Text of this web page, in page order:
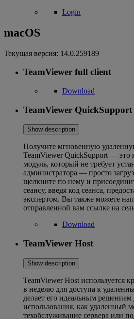
Login
macOS
Текущая версия: 14.0.259189
TeamViewer full client
Download
TeamViewer QuickSupport
Show description
Получите мгновенную
TeamViewer QuickSupport — это
модуль, который не требует
администратора — просто
щелкните по нему и
сеансу, введя код сеанса,
экспертом. Вы также можете
отправленной вам ссылке на
Download
TeamViewer Host
Show description
TeamViewer Host используется
в неделю для доступа к
делает его идеальным решением
использования, как удаленный
техобслуживание сервера или